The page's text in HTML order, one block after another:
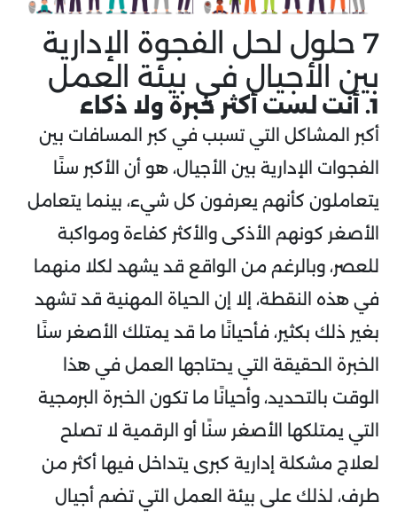
7 حلول لحل الفجوة الإدارية
بين الأجيال في بيئة العمل
1. أنت لست أكثر خبرة ولا ذكاء
أكبر المشاكل التي تسبب في كبر المسافات بين
الفجوات الإدارية بين الأجيال، هو أن الأكبر سنًا
يتعاملون كأنهم يعرفون كل شيء، بينما يتعامل
الأصغر كونهم الأذكى والأكثر كفاءة ومواكبة
للعصر، وبالرغم من الواقع قد يشهد لكلا منهما
في هذه النقطة، إلا إن الحياة المهنية قد تشهد
بغير ذلك بكثير، فأحيانًا ما قد يمتلك الأصغر سنًا
الخبرة الحقيقة التي يحتاجها العمل في هذا
الوقت بالتحديد، وأحيانًا ما تكون الخبرة البرمجية
التي يمتلكها الأصغر سنًا أو الرقمية لا تصلح
لعلاج مشكلة إدارية كبرى يتداخل فيها أكثر من
طرف، لذلك على بيئة العمل التي تضم أجيال